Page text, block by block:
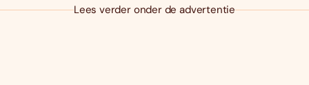
Lees verder onder de advertentie